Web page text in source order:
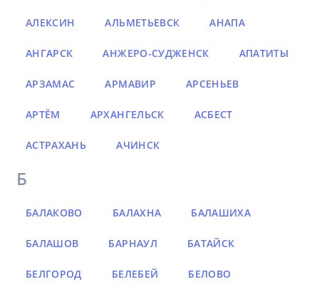
АЛЕКСИН АЛЬМЕТЬЕВСК АНАПА
АНГАРСК АНЖЕРО-СУДЖЕНСК АПАТИТЫ
АРЗАМАС АРМАВИР АРСЕНЬЕВ
АРТЁМ АРХАНГЕЛЬСК АСБЕСТ
АСТРАХАНЬ АЧИНСК
Б
БАЛАКОВО БАЛАХНА БАЛАШИХА
БАЛАШОВ БАРНАУЛ БАТАЙСК
БЕЛГОРОД БЕЛЕБЕЙ БЕЛОВО